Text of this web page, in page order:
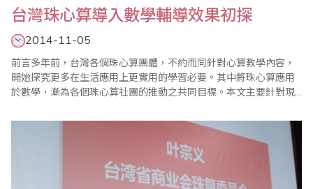
台灣珠心算導入數學輔導效果初探
2014-11-05
前言多年前，台灣各個珠心算團體，不約而同針對心算教學內容，
開始探究更多在生活應用上更實用的學習必要。其中將珠心算應用
於數學，漸為各個珠心算社團的推動之共同目標。本文主要針對現
前台灣珠心算教育加入數學輔導的現況。並以2014台灣省商業會數
學競賽成績優異的單位進行訪察，感謝各位老師們的大力支持慷慨
分享。壹、珠心算課程導入數學輔導在1980-19..